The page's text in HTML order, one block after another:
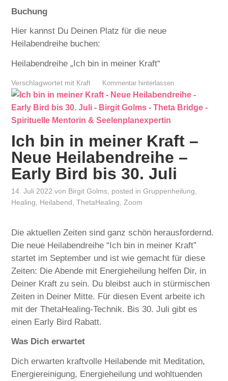
Buchung
Hier kannst Du Deinen Platz für die neue
Heilabendreihe buchen:
Heilabendreihe „Ich bin in meiner Kraft“
Verschlagwortet mit Kraft Kommentar hinterlassen
Ich bin in meiner Kraft –
Neue Heilabendreihe –
Early Bird bis 30. Juli
14. Juli 2022 von Birgit Golms , posted inGruppenheilung
Healing
Heilabend ,ThetaHealing Zoom
Die aktuellen Zeiten sind ganz schön herausfordernd.
Die neue Heilabendreihe “Ich bin in meiner Kraft”
startet im September und ist wie gemacht für diese
Zeiten: Die Abende mit Energieheilung helfen Dir, in
Deiner Kraft zu sein. Du bleibst auch in stürmischen
Zeiten in Deiner Mitte. Für diesen Event arbeite ich
mit der ThetaHealing-Technik. Bis 30. Juli gibt es
einen Early Bird Rabatt.
Was Dich erwartet
Dich erwarten kraftvolle Heilabende mit Meditation,
Energiereinigung, Energieheilung und wohltuenden